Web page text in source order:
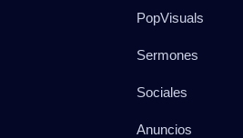
PopVisuals
Sermones
Sociales
Anuncios